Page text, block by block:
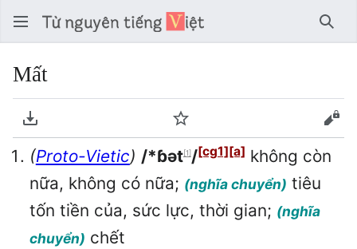
Tìm
Mất
Tải về PDF Theo dõi
(Proto-Vietic) /*ɓət[1]/[cg1][a] không còn
nữa, không có nữa; (nghĩa chuyển) tiêu
tốn tiền của, sức lực, thời gian; (nghĩa
chuyển) chết